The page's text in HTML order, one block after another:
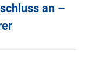
an –